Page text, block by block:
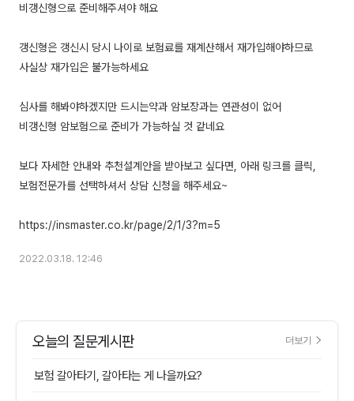
비갱신형으로 준비해주셔야 해요
갱신형은 갱신시 당시 나이로 보험료를 재계산해서 재가입해야하므로
사실상 재가입은 불가능하세요
심사를 해봐야하겠지만 드시는약과 암보장과는 연관성이 없어
비갱신형 암보험으로 준비가 가능하실 것 같네요
보다 자세한 안내와 추천설계안을 받아보고 싶다면, 아래 링크를 클릭,
보험전문가를 선택하셔서 상담 신청을 해주세요~
2022.03.18. 12:46
오늘의 질문게시판 더보기
보험 갈아타기, 갈아타는 게 나을까요?